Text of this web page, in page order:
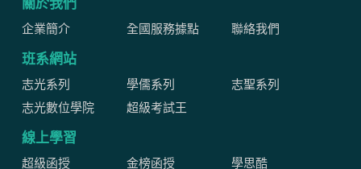
關於我們
企業簡介 全國服務據點 聯絡我們
班系網站
志光系列 學儒系列
志聖系列
志光數位學院
超級考試王
線上學習
超級函授 金榜函授 學思酷